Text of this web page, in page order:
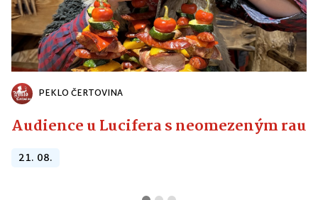
PEKLO ČERTOVINA
Audience u Lucifera s neomezeným
21. 08.